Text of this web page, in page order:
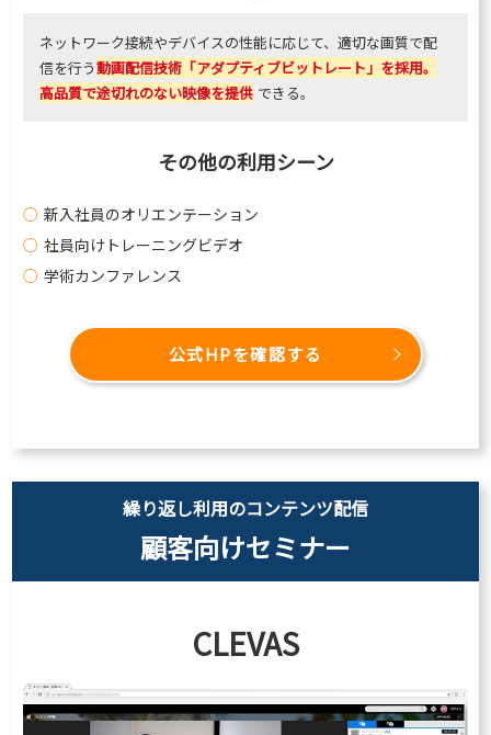
ネットワーク接続やデバイスの性能に応じて、適切な画質で配
信を行う動画配信技術「アダプティブビットレート」を採用。
高品質で途切れのない映像を提供 できる。
その他の利用シーン
新入社員のオリエンテーション
社員向けトレーニングビデオ
学術カンファレンス
公式HPを確認する
繰り返し利用のコンテンツ配信
顧客向けセミナー
CLEVAS